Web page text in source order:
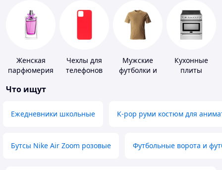
Женская
парфюмерия
Чехлы для
телефонов
Мужские
футболки и
Кухонные
плиты
Что ищут
Ежедневники школьные K-pop руми костюм для
Бутсы Nike Air Zoom розовые Футбольные ворота и